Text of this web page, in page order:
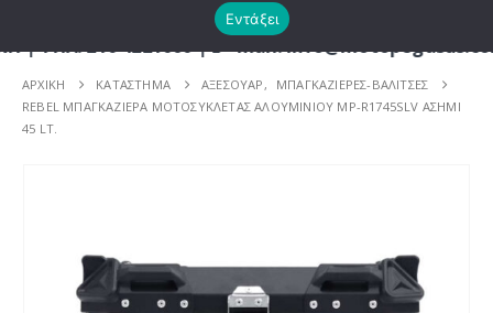
| E - mail: info@motopegasus.com |
ΑΡΧΙΚΉ ΚΑΤΆΣΤΗΜΑ ΑΞΕΣΟΥΑΡ,
ΜΠΑΓΚΑΖΙΕΡΕΣ-ΒΑΛΙΤΣΕΣ
REBEL ΜΠΑΓΚΑΖΙΕΡΑ ΜΟΤΟΣΥΚΛΕΤΑΣ ΑΛΟΥΜΙΝΙΟΥ MP-R1745SLV ΑΣΗΜΙ
45 LT.
Εντάξει